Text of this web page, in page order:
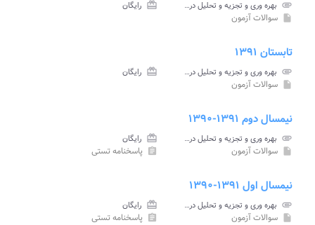
attachment بهره وری و تجزیه و تحلیل در بخش صنعت پیام نور card_giftcard رایگان
insert_drive_file سوالات آزمون
تابستان ۱۳۹۱
attachment بهره وری و تجزیه و تحلیل در بخش صنعت پیام نور card_giftcard رایگان
insert_drive_file سوالات آزمون
نیمسال دوم ۱۳۹۱-۱۳۹۰
attachment بهره وری و تجزیه و تحلیل در بخش صنعت پیام نور card_giftcard رایگان
insert_drive_file سوالات آزمون assignment پاسخنامه تستی
نیمسال اول ۱۳۹۱-۱۳۹۰
attachment بهره وری و تجزیه و تحلیل در بخش صنعت پیام نور card_giftcard رایگان
insert_drive_file سوالات آزمون assignment پاسخنامه تستی